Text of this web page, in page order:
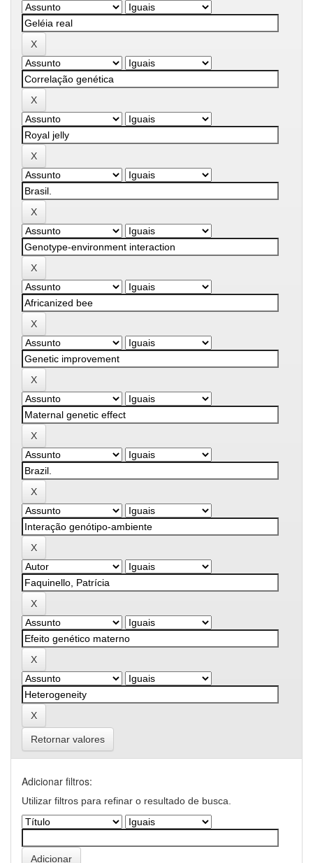
Retornar valores
Adicionar filtros:
Utilizar filtros para refinar o resultado de busca.